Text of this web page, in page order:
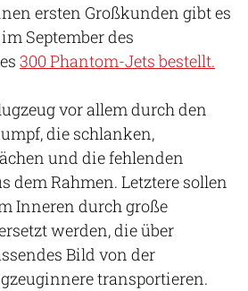
ersten Großkunden gibt es
September des
300 Phantom-Jets bestellt.
vor allem durch den
die schlanken,
und die fehlenden
dem Rahmen. Letztere sollen
Inneren durch große
werden, die über
Bild von der
transportieren.